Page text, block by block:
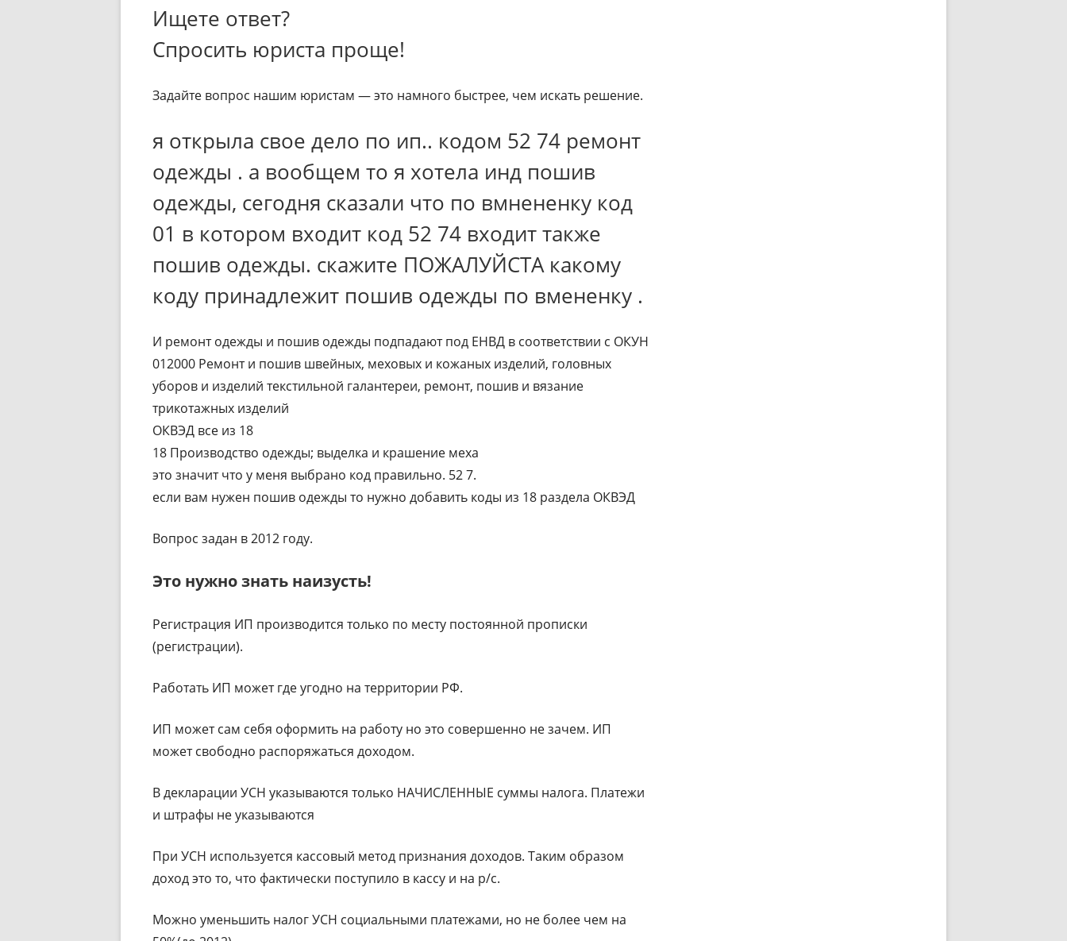
Ищете ответ?
Спросить юриста проще!
Задайте вопрос нашим юристам — это намного быстрее, чем искать решение.
я открыла свое дело по ип.. кодом 52 74 ремонт
одежды . а вообщем то я хотела инд пошив
одежды, сегодня сказали что по вмнененку код
01 в котором входит код 52 74 входит также
пошив одежды. скажите ПОЖАЛУЙСТА какому
коду принадлежит пошив одежды по вмененку .
И ремонт одежды и пошив одежды подпадают под ЕНВД в соответствии с ОКУН
012000 Ремонт и пошив швейных, меховых и кожаных изделий, головных
уборов и изделий текстильной галантереи, ремонт, пошив и вязание
трикотажных изделий
ОКВЭД все из 18
18 Производство одежды; выделка и крашение меха
это значит что у меня выбрано код правильно. 52 7.
если вам нужен пошив одежды то нужно добавить коды из 18 раздела ОКВЭД
Вопрос задан в 2012 году.
Это нужно знать наизусть!
Регистрация ИП производится только по месту постоянной прописки
(регистрации).
Работать ИП может где угодно на территории РФ.
ИП может сам себя оформить на работу но это совершенно не зачем. ИП
может свободно распоряжаться доходом.
В декларации УСН указываются только НАЧИСЛЕННЫЕ суммы налога. Платежи
и штрафы не указываются
При УСН используется кассовый метод признания доходов. Таким образом
доход это то, что фактически поступило в кассу и на р/с.
Можно уменьшить налог УСН социальными платежами, но не более чем на